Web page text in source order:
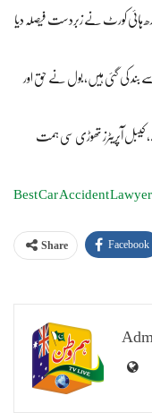
ہائی کورٹ نے زبردست فیصلہ دیا
بند کی گئی ہیں، بول نے حق اور
کیبل آپریٹرز تھوڑی سی ہمت
Best Car Accident Lawyer
Share Facebook